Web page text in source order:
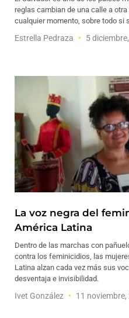
reglas cambian de una calle a
cualquier momento, sobre todo si
Estrella Pedraza 5
La voz negra del
América Latina
Dentro de las marchas con
contra los feminicidios, las
Latina alzan cada vez más sus
desventaja e invisibilidad.
Ivet González 11 noviembre,